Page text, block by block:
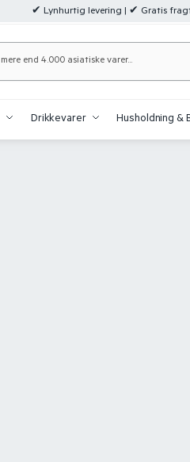
✔ Lynhurtig levering | ✔ Gratis
Drikkevarer Husholdning &